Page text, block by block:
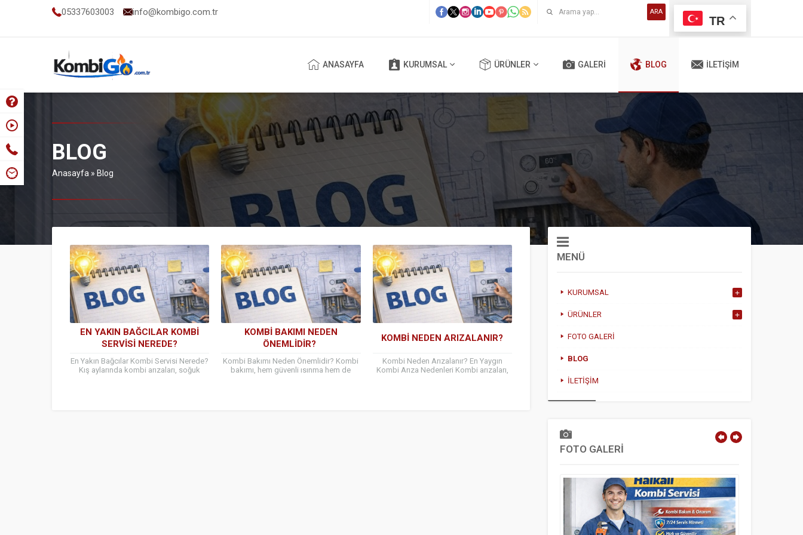
05337603003 info@kombigo.com.tr
TR
ARA
ANASAYFA KURUMSAL ÜRÜNLER GALERI BLOG İLETIŞIM
BLOG
Anasayfa » Blog
EN YAKIN BAĞCILAR KOMBI
SERVISI NEREDE?
En Yakın Bağcılar Kombi Servisi Nerede?
Kış aylarında kombi arızaları, soğuk
KOMBI BAKIMI NEDEN
ÖNEMLIDIR?
Kombi Bakımı Neden Önemlidir? Kombi
bakımı, hem güvenli ısınma hem de
KOMBI NEDEN ARIZALANIR?
Kombi Neden Arızalanır? En Yaygın
Kombi Arıza Nedenleri Kombi arızaları,
MENÜ
KURUMSAL
ÜRÜNLER
FOTO GALERI
BLOG
İLETIŞIM
FOTO GALERİ